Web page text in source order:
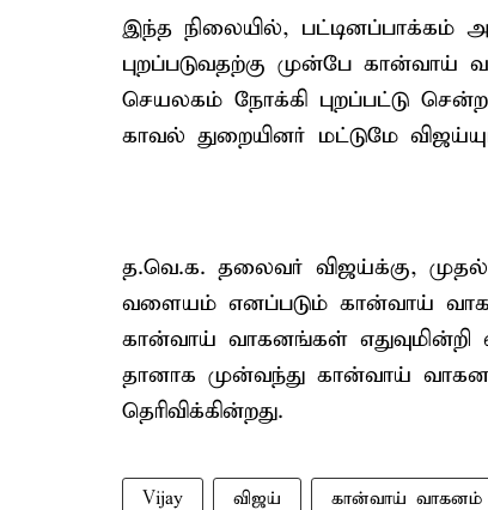
இந்த நிலையில், பட்டினப்பாக்கம்
புறப்படுவதற்கு முன்பே
செயலகம் நோக்கி புறப்பட்டு
காவல் துறையினர் மட்டுமே
த.வெ.க. தலைவர் விஜய்க்கு, முதல்-
வளையம் எனப்படும் கான்வாய்
கான்வாய் வாகனங்கள் எதுவுமின்றி
தானாக முன்வந்து கான்வாய்
தெரிவிக்கின்றது.
Vijay விஜய் கான்வாய் வாகனம்